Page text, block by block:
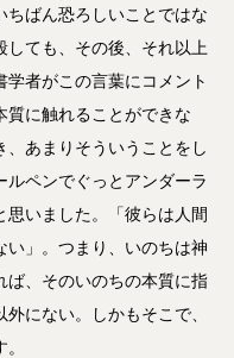
ちばん恐ろしいことではな
しても、その後、それ以上
者がこの言葉にコメント
質に触れることができな
、あまりそういうことをし
ルペンでぐっとアンダーラ
思いました。「彼らは人間
い」。つまり、いのちは神
ば、そのいのちの本質に指
にない。しかもそこで、